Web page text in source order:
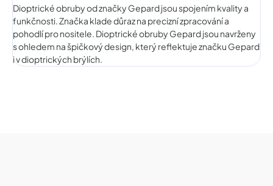
Dioptrické obruby od značky Gepard jsou spojením kvality a
funkčnosti. Značka klade důraz na precizní zpracování a
pohodlí pro nositele. Dioptrické obruby Gepard jsou navrženy
s ohledem na špičkový design, který reflektuje značku Gepard
i v dioptrických brýlích.